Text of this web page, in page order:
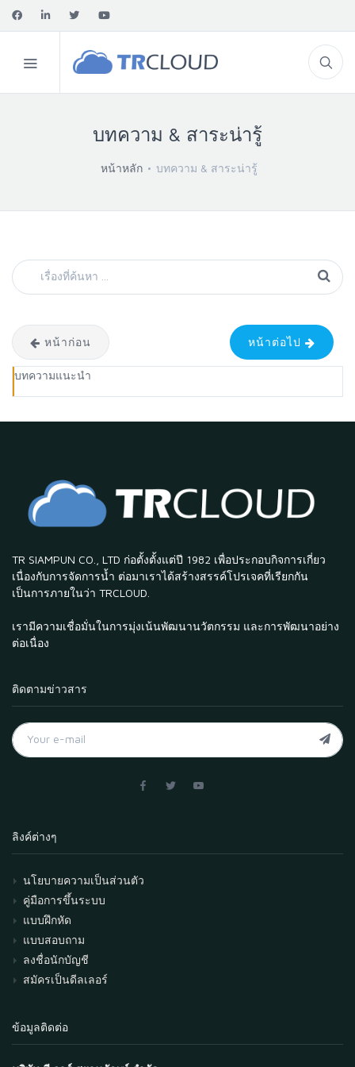
บทความ & สาระน่ารู้
หน้าหลัก บทความ & สาระน่ารู้
หน้าก่อน หน้าต่อไป
บทความแนะนำ
TR SIAMPUN CO., LTD ก่อตั้งตั้งแต่ปี 1982 เพื่อประกอบกิจการเกี่ยว
เนื่องกับการจัดการน้ำ ต่อมาเราได้สร้างสรรค์โปรเจคที่เรียกกัน
เป็นการภายในว่า TRCLOUD.
เรามีความเชื่อมั่นในการมุ่งเน้นพัฒนานวัตกรรม และการพัฒนาอย่าง
ต่อเนื่อง
ติดตามข่าวสาร
ลิงค์ต่างๆ
นโยบายความเป็นส่วนตัว
คู่มือการขึ้นระบบ
แบบฝึกหัด
แบบสอบถาม
ลงชื่อนักบัญชี
สมัครเป็นดีลเลอร์
ข้อมูลติดต่อ